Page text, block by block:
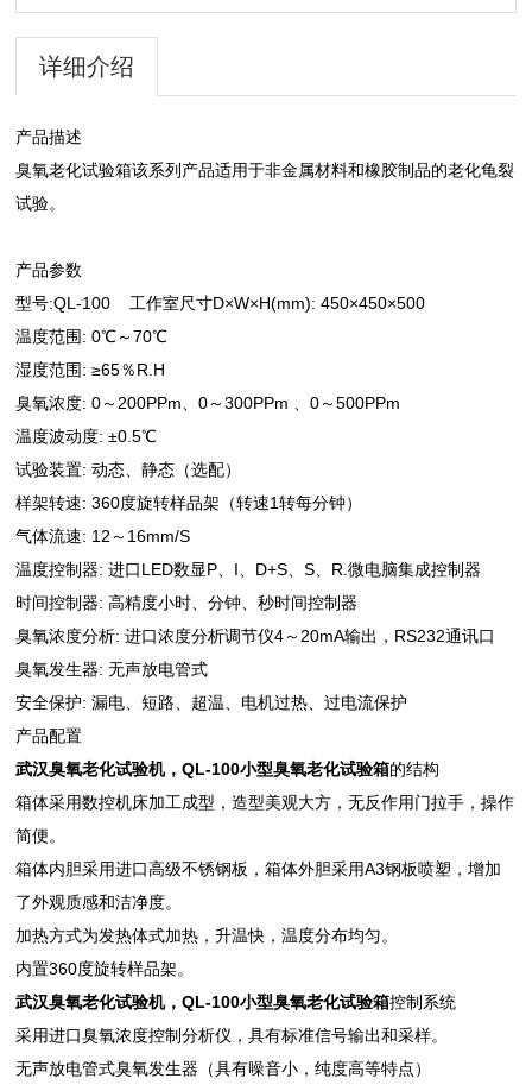
详细介绍
产品描述
臭氧老化试验箱该系列产品适用于非金属材料和橡胶制品的老化龟裂
试验。
产品参数
型号:QL-100 工作室尺寸D×W×H(mm): 450×450×500
温度范围: 0℃～70℃
湿度范围: ≥65％R.H
臭氧浓度: 0～200PPm、0～300PPm 、0～500PPm
温度波动度: ±0.5℃
试验装置: 动态、静态（选配）
样架转速: 360度旋转样品架（转速1转每分钟）
气体流速: 12～16mm/S
温度控制器: 进口LED数显P、I、D+S、S、R.微电脑集成控制器
时间控制器: 高精度小时、分钟、秒时间控制器
臭氧浓度分析: 进口浓度分析调节仪4～20mA输出，RS232通讯口
臭氧发生器: 无声放电管式
安全保护: 漏电、短路、超温、电机过热、过电流保护
产品配置
武汉臭氧老化试验机，QL-100小型臭氧老化试验箱的结构
箱体采用数控机床加工成型，造型美观大方，无反作用门拉手，操作
简便。
箱体内胆采用进口高级不锈钢板，箱体外胆采用A3钢板喷塑，增加
了外观质感和洁净度。
加热方式为发热体式加热，升温快，温度分布均匀。
内置360度旋转样品架。
武汉臭氧老化试验机，QL-100小型臭氧老化试验箱控制系统
采用进口臭氧浓度控制分析仪，具有标准信号输出和采样。
无声放电管式臭氧发生器（具有噪音小，纯度高等特点）